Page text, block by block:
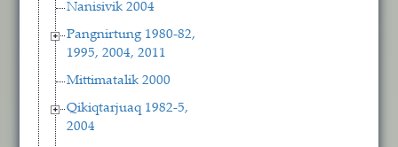
Nanisivik 2004
Pangnirtung 1980-82,
1995, 2004, 2011
Mittimatalik 2000
Qikiqtarjuaq 1982-5,
2004